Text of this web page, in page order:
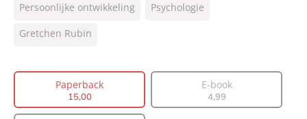
Type:
Paperback
Auteur(s):
Verschijningsdatum:
21-07-2025
Persoonlijke ontwikkeling
Psychologie
Gretchen Rubin
Paperback
15,00
E-book
4,99